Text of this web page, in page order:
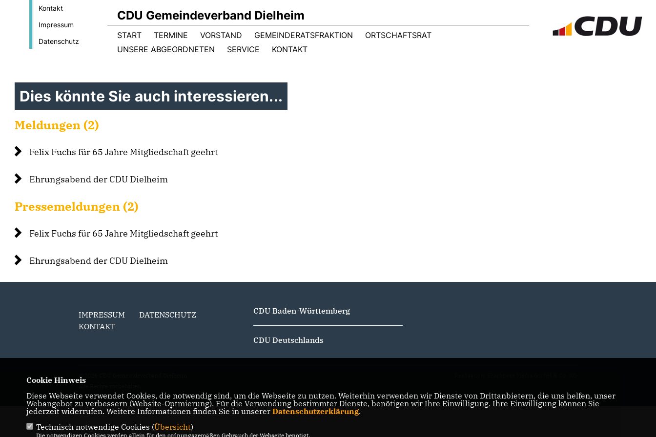
Kontakt
Impressum
Datenschutz
CDU Gemeindeverband Dielheim
START TERMINE VORSTAND GEMEINDERATSFRAKTION
ORTSCHAFTSRAT
UNSERE ABGEORDNETEN
SERVICE KONTAKT
Dies könnte Sie auch interessieren...
Meldungen (2)
Felix Fuchs für 65 Jahre Mitgliedschaft geehrt
Ehrungsabend der CDU Dielheim
Pressemeldungen (2)
Felix Fuchs für 65 Jahre Mitgliedschaft geehrt
Ehrungsabend der CDU Dielheim
IMPRESSUM
DATENSCHUTZ
KONTAKT
CDU Baden-Württemberg
CDU Deutschlands
@2026 CDU Gemeindeverband Dielheim
Cookie Hinweis
Diese Webseite verwendet Cookies, die notwendig sind, um die Webseite zu nutzen. Weiterhin verwenden wir Dienste von Drittanbietern, die uns helfen, unser
Webangebot zu verbessern (Website-Optmierung). Für die Verwendung bestimmter Dienste, benötigen wir Ihre Einwilligung. Ihre Einwilligung können Sie
jederzeit widerrufen. Weitere Informationen finden Sie in unserer Datenschutzerklärung.
Technisch notwendige Cookies (Übersicht)
Die notwendigen Cookies werden allein für den ordnungsgemäßen Gebrauch der Webseite benötigt.